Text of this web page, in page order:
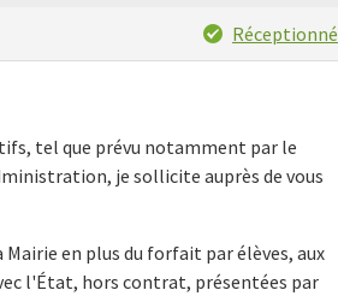
Réceptionné
tel que prévu notamment par le
je sollicite auprès de vous
en plus du forfait par élèves, aux
l'État, hors contrat, présentées par